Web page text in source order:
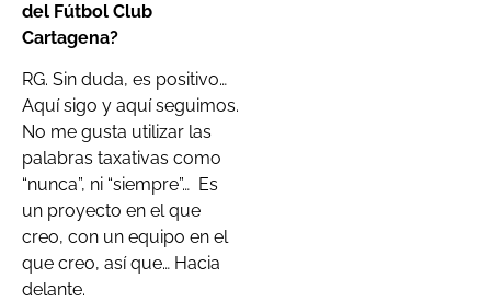
del Fútbol Club
Cartagena?
RG. Sin duda, es positivo…
Aquí sigo y aquí seguimos.
No me gusta utilizar las
palabras taxativas como
“nunca”, ni “siempre”… Es
un proyecto en el que
creo, con un equipo en el
que creo, así que… Hacia
delante.